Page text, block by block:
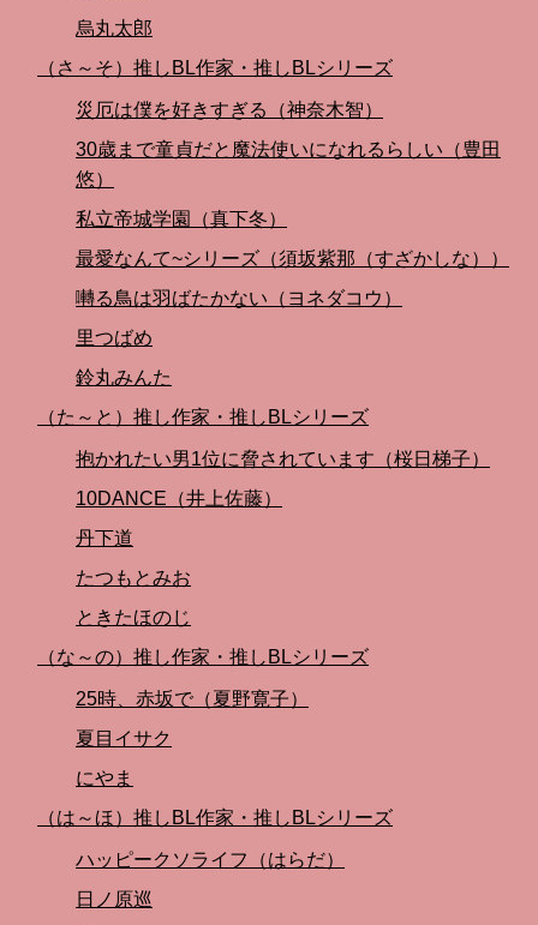
烏丸太郎
（さ～そ）推しBL作家・推しBLシリーズ
災厄は僕を好きすぎる（神奈木智）
30歳まで童貞だと魔法使いになれるらしい（豊田
悠）
私立帝城学園（真下冬）
最愛なんて~シリーズ（須坂紫那（すざかしな））
囀る鳥は羽ばたかない（ヨネダコウ）
里つばめ
鈴丸みんた
（た～と）推し作家・推しBLシリーズ
抱かれたい男1位に脅されています（桜日梯子）
10DANCE（井上佐藤）
丹下道
たつもとみお
ときたほのじ
（な～の）推し作家・推しBLシリーズ
25時、赤坂で（夏野寛子）
夏目イサク
にやま
（は～ほ）推しBL作家・推しBLシリーズ
ハッピークソライフ（はらだ）
日ノ原巡